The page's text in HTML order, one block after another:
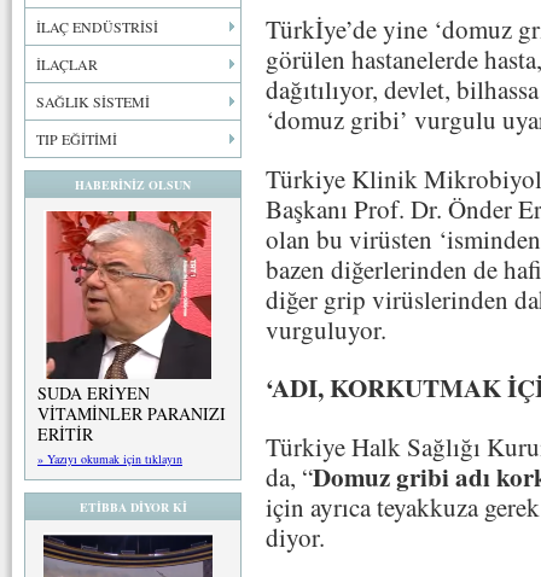
İLAÇ ENDÜSTRİSİ
İLAÇLAR
SAĞLIK SİSTEMİ
TIP EĞİTİMİ
HABERİNİZ OLSUN
SUDA ERİYEN
VİTAMİNLER PARANIZI
ERİTİR
» Yazıyı okumak için tıklayın
ETİBBA DİYOR Kİ
Türkİye’de yine ‘domuz
görülen hastanelerde
dağıtılıyor, devlet,
‘domuz gribi’ vurgulu
Türkiye Klinik
Başkanı Prof. Dr. Önder
olan bu virüsten
bazen diğerlerinden de
diğer grip virüslerinden
vurguluyor.
‘ADI, KORKUTMAK
Türkiye Halk Sağlığı
da, “Domuz gribi adı
için ayrıca teyakkuza
diyor.